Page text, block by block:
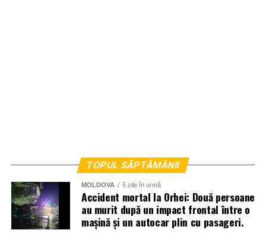
TOPUL SĂPTĂMÂNII
MOLDOVA 5 zile în urmă
Accident mortal la Orhei: Două persoane
au murit după un impact frontal între o
mașină și un autocar plin cu pasageri.